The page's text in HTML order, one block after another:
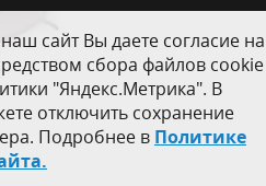
сайт Вы даете согласие на
сбора файлов cookie
"Яндекс.Метрика". В
отключить сохранение
Подробнее в Политике